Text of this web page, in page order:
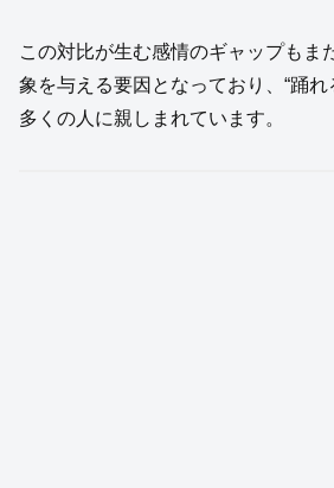
この対比が生む感情のギャップもま
象を与える要因となっており、“踊れ
多くの人に親しまれています。